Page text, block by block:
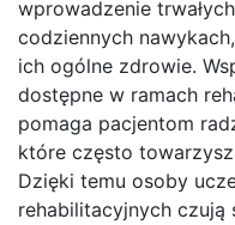
wprowadzenie
codziennych
ich ogólne zdrowie.
dostępne w ramach
pomaga pacjentom
które często
Dzięki temu osoby
rehabilitacyjnych